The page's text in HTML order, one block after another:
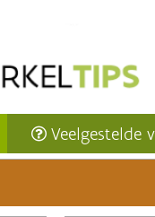
Veelgestelde